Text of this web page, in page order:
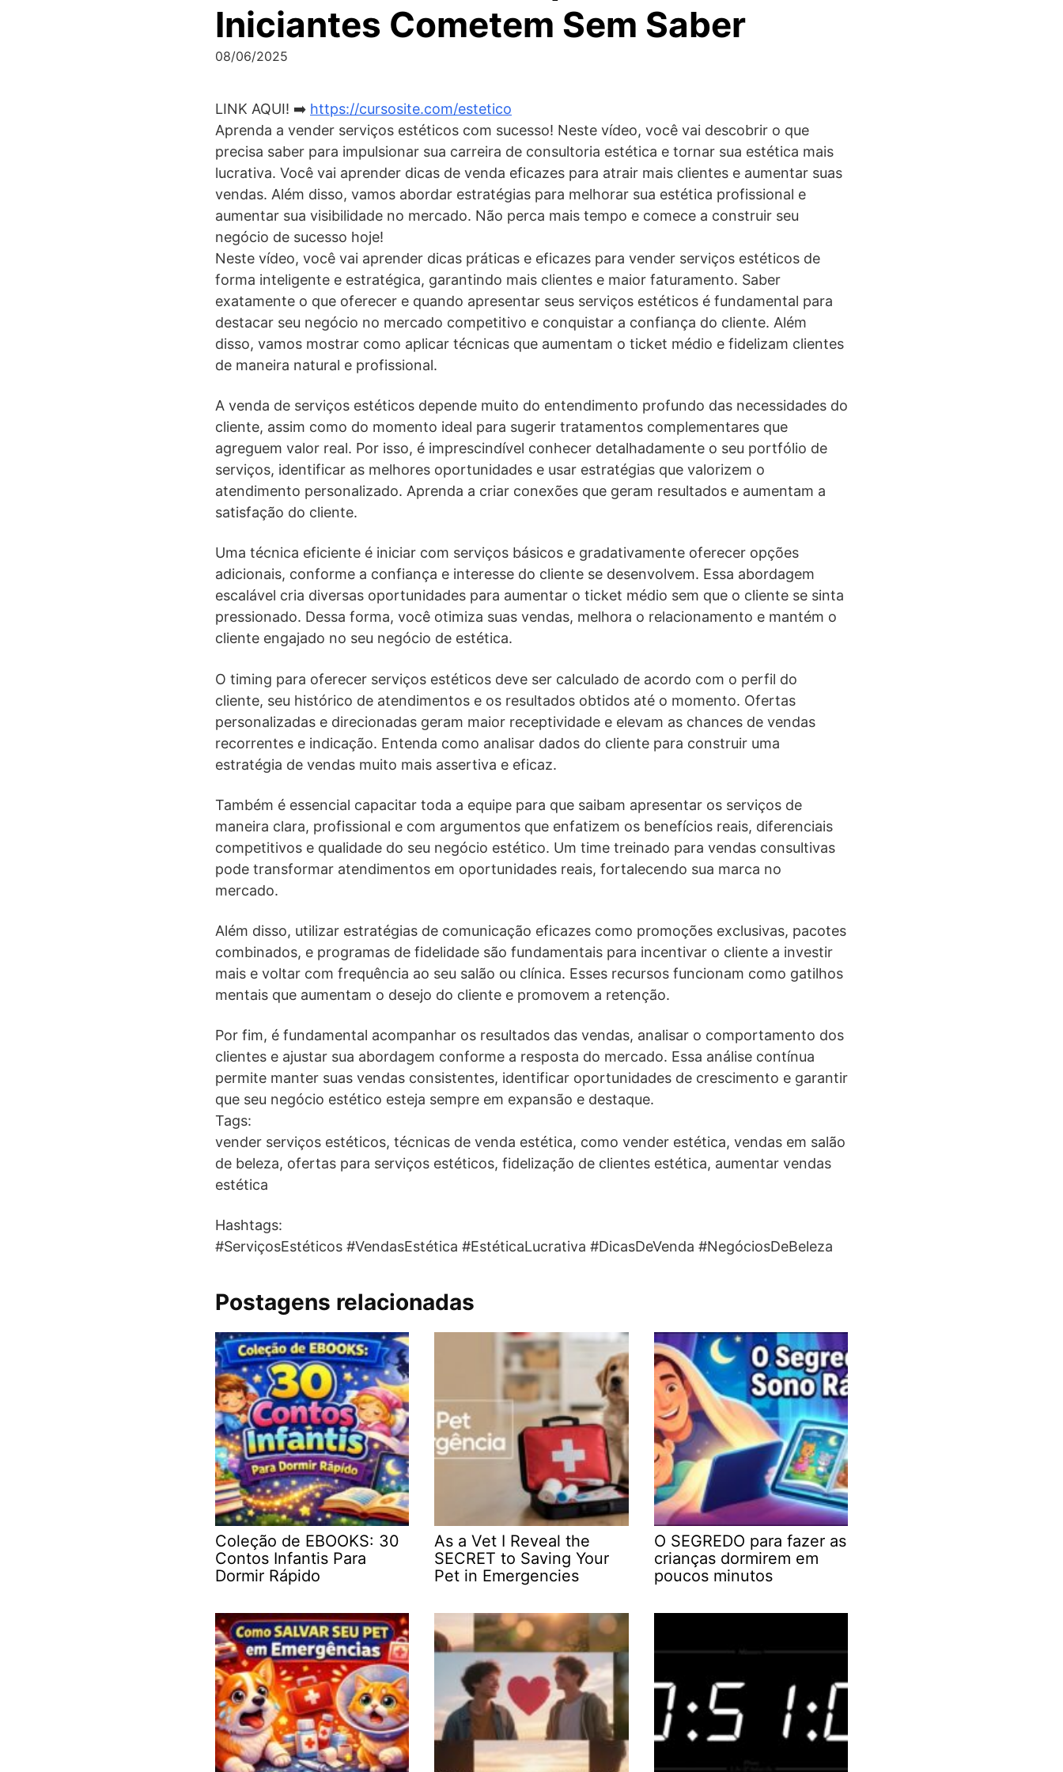
Iniciantes Cometem Sem Saber
08/06/2025
LINK AQUI! ➡️ https://cursosite.com/estetico
Aprenda a vender serviços estéticos com sucesso! Neste vídeo, você vai descobrir o que
precisa saber para impulsionar sua carreira de consultoria estética e tornar sua estética mais
lucrativa. Você vai aprender dicas de venda eficazes para atrair mais clientes e aumentar suas
vendas. Além disso, vamos abordar estratégias para melhorar sua estética profissional e
aumentar sua visibilidade no mercado. Não perca mais tempo e comece a construir seu
negócio de sucesso hoje!
Neste vídeo, você vai aprender dicas práticas e eficazes para vender serviços estéticos de
forma inteligente e estratégica, garantindo mais clientes e maior faturamento. Saber
exatamente o que oferecer e quando apresentar seus serviços estéticos é fundamental para
destacar seu negócio no mercado competitivo e conquistar a confiança do cliente. Além
disso, vamos mostrar como aplicar técnicas que aumentam o ticket médio e fidelizam clientes
de maneira natural e profissional.
A venda de serviços estéticos depende muito do entendimento profundo das necessidades do
cliente, assim como do momento ideal para sugerir tratamentos complementares que
agreguem valor real. Por isso, é imprescindível conhecer detalhadamente o seu portfólio de
serviços, identificar as melhores oportunidades e usar estratégias que valorizem o
atendimento personalizado. Aprenda a criar conexões que geram resultados e aumentam a
satisfação do cliente.
Uma técnica eficiente é iniciar com serviços básicos e gradativamente oferecer opções
adicionais, conforme a confiança e interesse do cliente se desenvolvem. Essa abordagem
escalável cria diversas oportunidades para aumentar o ticket médio sem que o cliente se sinta
pressionado. Dessa forma, você otimiza suas vendas, melhora o relacionamento e mantém o
cliente engajado no seu negócio de estética.
O timing para oferecer serviços estéticos deve ser calculado de acordo com o perfil do
cliente, seu histórico de atendimentos e os resultados obtidos até o momento. Ofertas
personalizadas e direcionadas geram maior receptividade e elevam as chances de vendas
recorrentes e indicação. Entenda como analisar dados do cliente para construir uma
estratégia de vendas muito mais assertiva e eficaz.
Também é essencial capacitar toda a equipe para que saibam apresentar os serviços de
maneira clara, profissional e com argumentos que enfatizem os benefícios reais, diferenciais
competitivos e qualidade do seu negócio estético. Um time treinado para vendas consultivas
pode transformar atendimentos em oportunidades reais, fortalecendo sua marca no
mercado.
Além disso, utilizar estratégias de comunicação eficazes como promoções exclusivas, pacotes
combinados, e programas de fidelidade são fundamentais para incentivar o cliente a investir
mais e voltar com frequência ao seu salão ou clínica. Esses recursos funcionam como gatilhos
mentais que aumentam o desejo do cliente e promovem a retenção.
Por fim, é fundamental acompanhar os resultados das vendas, analisar o comportamento dos
clientes e ajustar sua abordagem conforme a resposta do mercado. Essa análise contínua
permite manter suas vendas consistentes, identificar oportunidades de crescimento e garantir
que seu negócio estético esteja sempre em expansão e destaque.
Tags:
vender serviços estéticos, técnicas de venda estética, como vender estética, vendas em salão
de beleza, ofertas para serviços estéticos, fidelização de clientes estética, aumentar vendas
estética
Hashtags:
#ServiçosEstéticos #VendasEstética #EstéticaLucrativa #DicasDeVenda #NegóciosDeBeleza
Postagens relacionadas
Coleção de EBOOKS: 30
Contos Infantis Para
Dormir Rápido
As a Vet I Reveal the
SECRET to Saving Your
Pet in Emergencies
O SEGREDO para fazer as
crianças dormirem em
poucos minutos